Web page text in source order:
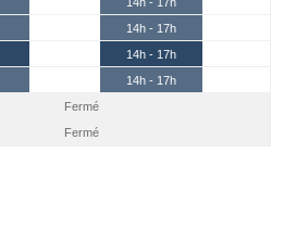
14h - 17h
14h - 17h
14h - 17h
Fermé
Fermé